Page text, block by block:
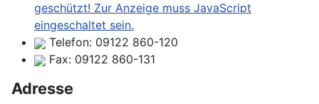
geschützt! Zur Anzeige muss JavaScript
eingeschaltet sein.
Telefon: 09122 860-120
Fax: 09122 860-131
Adresse